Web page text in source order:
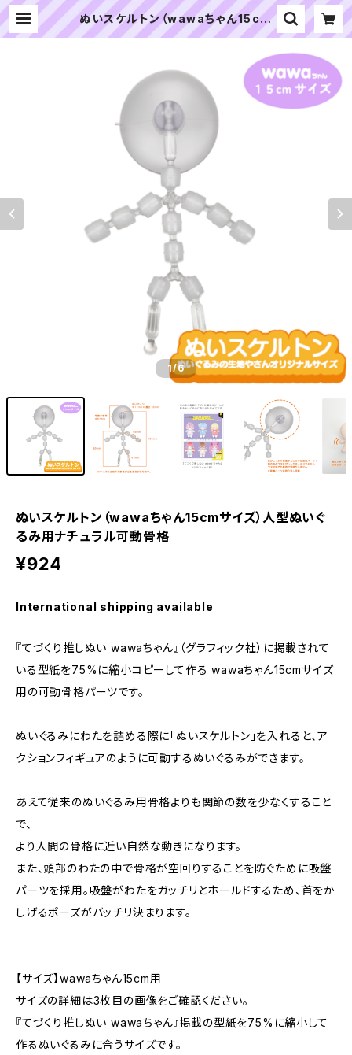
ぬいスケルトン（wawaちゃん15cm
サイズ）人型ぬいぐるみ用ナチュラル
｜「ぬい」の布地・材料の通販専門店
1/6
ぬいスケルトン（wawaちゃん15cmサイズ）人型ぬいぐ
るみ用ナチュラル可動骨格
¥924
International shipping available
『てづくり推しぬい wawaちゃん』（グラフィック社）に掲載されて
いる型紙を75%に縮小コピーして作る wawaちゃん15cmサイズ
用の可動骨格パーツです。
ぬいぐるみにわたを詰める際に「ぬいスケルトン」を入れると、ア
クションフィギュアのように可動するぬいぐるみができます。
あえて従来のぬいぐるみ用骨格よりも関節の数を少なくすること
で、
より人間の骨格に近い自然な動きになります。
また、頭部のわたの中で骨格が空回りすることを防ぐために吸盤
パーツを採用。吸盤がわたをガッチリとホールドするため、首をか
しげるポーズがバッチリ決まります。
【サイズ】wawaちゃん15cm用
サイズの詳細は3枚目の画像をご確認ください。
『てづくり推しぬい wawaちゃん』掲載の型紙を75%に縮小して
作るぬいぐるみに合うサイズです。